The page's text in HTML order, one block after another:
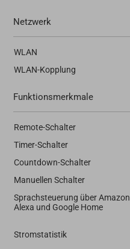
Netzwerk
WLAN
WLAN-Kopplung
Funktionsmerkmale
Remote-Schalter
Timer-Schalter
Countdown-Schalter
Manuellen Schalter
Sprachsteuerung über Amazon
Alexa und Google Home
Stromstatistik